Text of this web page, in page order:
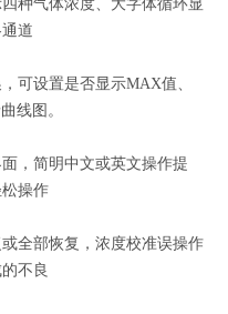
气体浓度、大字体循环显
道
设置是否显示MAX值、
线图。
，简明中文或英文操作提
操作
全部恢复，浓度校准误操作
不良